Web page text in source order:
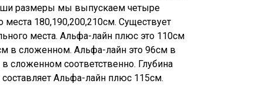
размеры мы выпускаем четыре
180,190,200,210см. Существует
места. Альфа-лайн плюс это 110см
в сложенном. Альфа-лайн это 96см в
сложенном соответственно. Глубина
Альфа-лайн плюс 115см.